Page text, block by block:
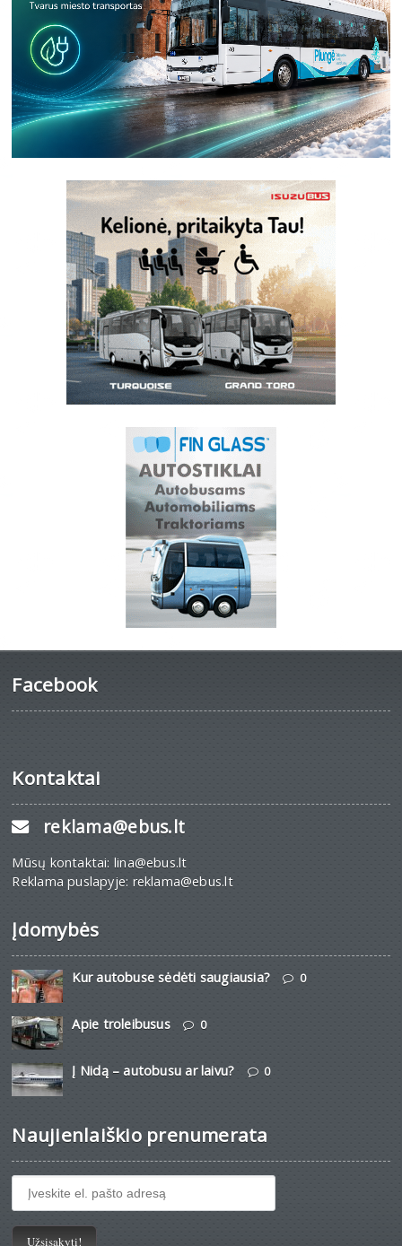
Facebook
Kontaktai
reklama@ebus.lt
Mūsų kontaktai: lina@ebus.lt
Reklama puslapyje: reklama@ebus.lt
Įdomybės
Kur autobuse sėdėti saugiausia? 0
Apie troleibusus 0
Į Nidą – autobusu ar laivu? 0
Naujienlaiškio prenumerata